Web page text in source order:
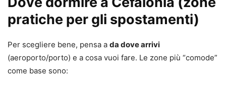
pratiche per gli spostamenti)
Per scegliere bene, pensa a da dove arrivi
(aeroporto/porto) e a cosa vuoi fare. Le zone più “comode”
come base sono: